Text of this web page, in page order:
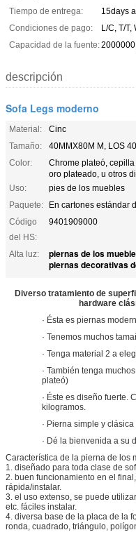
Tiempo de entrega:
15days
Condiciones de pago:
L/C, T/T,
Capacidad de la fuente:
descripción
Sofa Legs moderno
Material:
Cinc
Tamaño:
40MMX80M M, LOS
Color:
Chrome plateó,
oro plateado, u otros
Uso:
pies de los muebles
Paquete:
En cartones estándar
Código
del HS:
9401909000
Alta luz: piernas de los
piernas decorativas
Diverso tratamiento de
hardware
· Ésta es piernas
· Tenemos muchos
· Tenga material 2 a
· También tenga
plateó)
· Éste es diseño fuerte.
kilogramos.
· Pierna simple y
· Dé la bienvenida a su
Característica de la pierna de los
1. diseñado para toda clase de
2. buen funcionamiento en el
rápida/instalar.
3. el uso extenso, se puede
etc. fáciles instalar.
4. diversa base de la placa de la
ronda, cuadrado, triángulo,